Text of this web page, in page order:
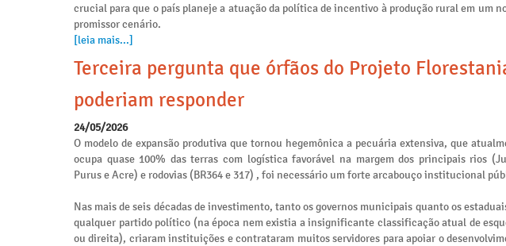
crucial para que o país planeje a atuação da política de incentivo à produção rural em um
promissor cenário.
[leia mais...]
Terceira pergunta que órfãos do Projeto
poderiam responder
24/05/2026
O modelo de expansão produtiva que tornou hegemônica a pecuária extensiva, que
ocupa quase 100% das terras com logística favorável na margem dos principais rios
Purus e Acre) e rodovias (BR364 e 317) , foi necessário um forte arcabouço institucional
Nas mais de seis décadas de investimento, tanto os governos municipais quanto os
qualquer partido político (na época nem existia a insignificante classificação atual de
ou direita), criaram instituições e contrataram muitos servidores para apoiar o